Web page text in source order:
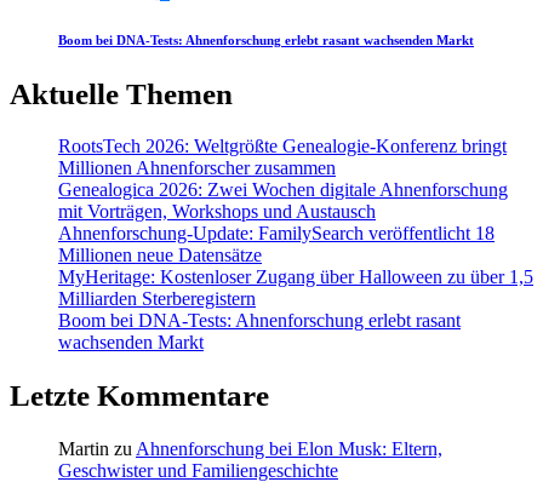
Boom bei DNA-Tests: Ahnenforschung erlebt rasant wachsenden Markt
Aktuelle Themen
RootsTech 2026: Weltgrößte Genealogie-Konferenz bringt
Millionen Ahnenforscher zusammen
Genealogica 2026: Zwei Wochen digitale Ahnenforschung
mit Vorträgen, Workshops und Austausch
Ahnenforschung-Update: FamilySearch veröffentlicht 18
Millionen neue Datensätze
MyHeritage: Kostenloser Zugang über Halloween zu über 1,5
Milliarden Sterberegistern
Boom bei DNA-Tests: Ahnenforschung erlebt rasant
wachsenden Markt
Letzte Kommentare
Martin zu Ahnenforschung bei Elon Musk: Eltern,
Geschwister und Familiengeschichte